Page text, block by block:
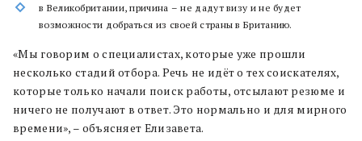
в Великобритании, причина – не дадут визу и не будет
возможности добраться из своей страны в Британию.
«Мы говорим о специалистах, которые уже прошли
несколько стадий отбора. Речь не идёт о тех соискателях,
которые только начали поиск работы, отсылают резюме и
ничего не получают в ответ. Это нормально и для мирного
времени», – объясняет Елизавета.